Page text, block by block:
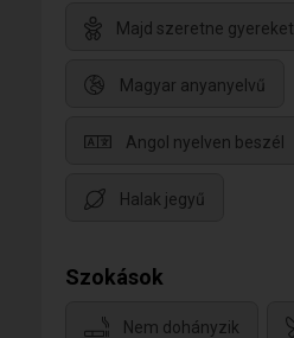
Majd szeretne gyereket
Magyar anyanyelvű
Angol nyelven beszél
Halak jegyű
Szokások
Nem dohányzik